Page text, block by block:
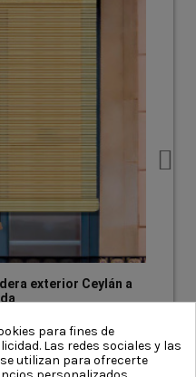
exterior Ceylán a
para fines de
Las redes sociales y las
utilizan para ofrecerte